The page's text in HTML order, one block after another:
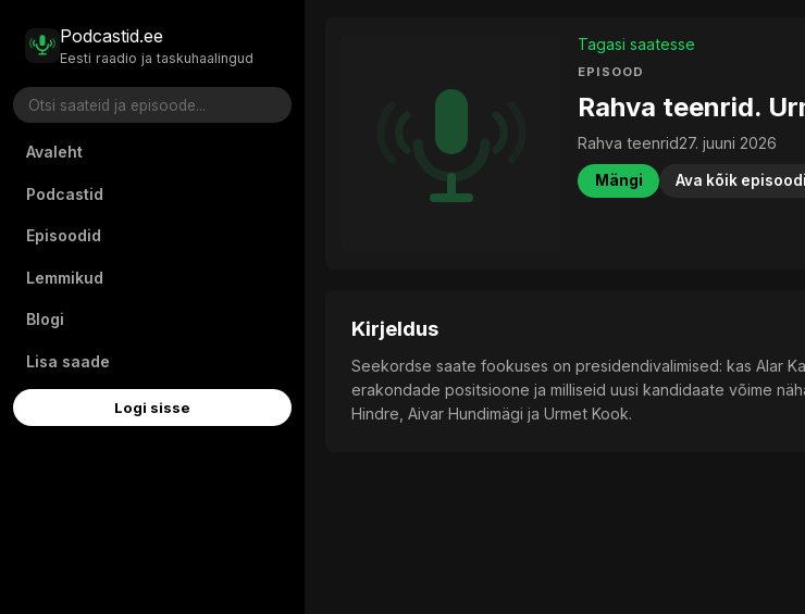
Podcastid.ee
Eesti raadio ja taskuhaalingud
Avaleht
Podcastid
Episoodid
Lemmikud
Blogi
Lisa saade
Logi sisse
Tagasi saatesse
EPISOOD
Rahva teenrid.
Rahva teenrid27. juuni 2026
Mängi Ava kõik
Kirjeldus
Seekordse saate fookuses on presidendivalimised: kas Alar
erakondade positsioone ja milliseid uusi kandidaate võime
Hindre, Aivar Hundimägi ja Urmet Kook.